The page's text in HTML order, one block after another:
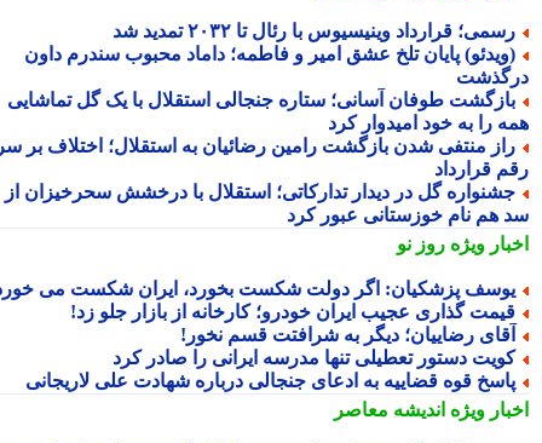
قرارداد وینیسیوس با رئال تا ۲۰۳۲ تمدید شد
پایان تلخ عشق امیر و فاطمه؛ داماد محبوب سندرم داون
طوفان آسانی؛ ستاره جنجالی استقلال با یک گل تماشایی
را به خود امیدوار کرد
منتفی شدن بازگشت رامین رضائیان به استقلال؛ اختلاف بر سر
قرارداد
گل در دیدار تدارکاتی؛ استقلال با درخشش سحرخیزان از
هم نام خوزستانی عبور کرد
ویژهروز نو
پزشکیان: اگر دولت شکست بخورد، ایران شکست می خورد
گذاری عجیب ایران خودرو؛ کارخانه از بازار جلو زد!
رضاییان؛ دیگر به شرافتت قسم نخور!
دستور تعطیلی تنها مدرسه ایرانی را صادر کرد
قوه قضاییه به ادعای جنجالی درباره شهادت علی لاریجانی
ویژهاندیشه معاصر